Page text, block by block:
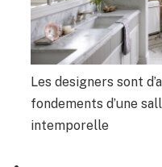
Les designers sont
fondements d’une
intemporelle